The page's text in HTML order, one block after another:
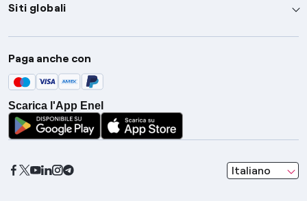
Siti globali
Enel Group
Enel Green Power
Global Trading
Global Procurement
Gridspertise
Paga anche con
Scarica l'App Enel
Italiano
seleziona una